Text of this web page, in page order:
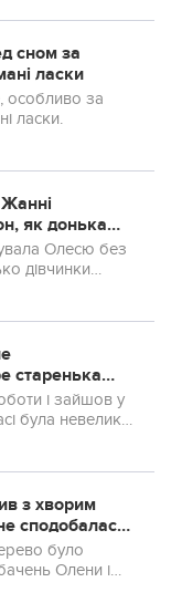
сном за
ласки
особливо за
ласки.
Жанні
як донька
сукні – і...
Олесю без
дівчинки
з
Відтоді
ні духу.
старенька
води,
і зайшов у
була невелика
на вигляд
два молодих
років і я.
з хворим
сподобалася
села було
Олени і
деревце